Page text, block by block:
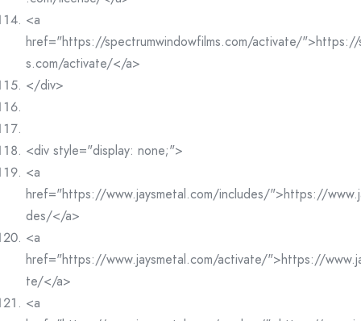
<a
href="https://spectrumwindowfilms.com/activate/">https://
s.com/activate/</a>
</div>
<div style="display: none;">
<a
href="https://www.jaysmetal.com/includes/">https://
des/</a>
<a
href="https://www.jaysmetal.com/activate/">https://
te/</a>
<a